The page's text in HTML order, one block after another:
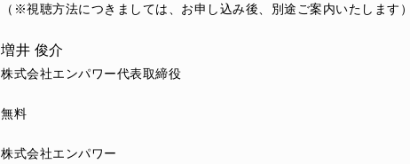
（※視聴方法につきましては、お申し込み後、別途ご案内いたします）
増井 俊介
株式会社エンパワー代表取締役
無料
株式会社エンパワー